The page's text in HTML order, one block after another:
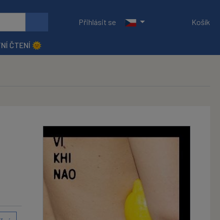
Přihlásit se Košík
ČTENÍ 🌞